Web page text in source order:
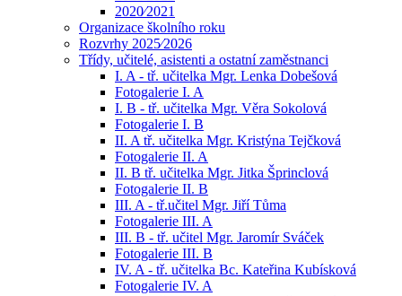
2020⁄2021
Organizace školního roku
Rozvrhy 2025⁄2026
Třídy, učitelé, asistenti a ostatní zaměstnanci
I. A - tř. učitelka Mgr. Lenka Dobešová
Fotogalerie I. A
I. B - tř. učitelka Mgr. Věra Sokolová
Fotogalerie I. B
II. A tř. učitelka Mgr. Kristýna Tejčková
Fotogalerie II. A
II. B tř. učitelka Mgr. Jitka Šprinclová
Fotogalerie II. B
III. A - tř.učitel Mgr. Jiří Tůma
Fotogalerie III. A
III. B - tř. učitel Mgr. Jaromír Sváček
Fotogalerie III. B
IV. A - tř. učitelka Bc. Kateřina Kubísková
Fotogalerie IV. A